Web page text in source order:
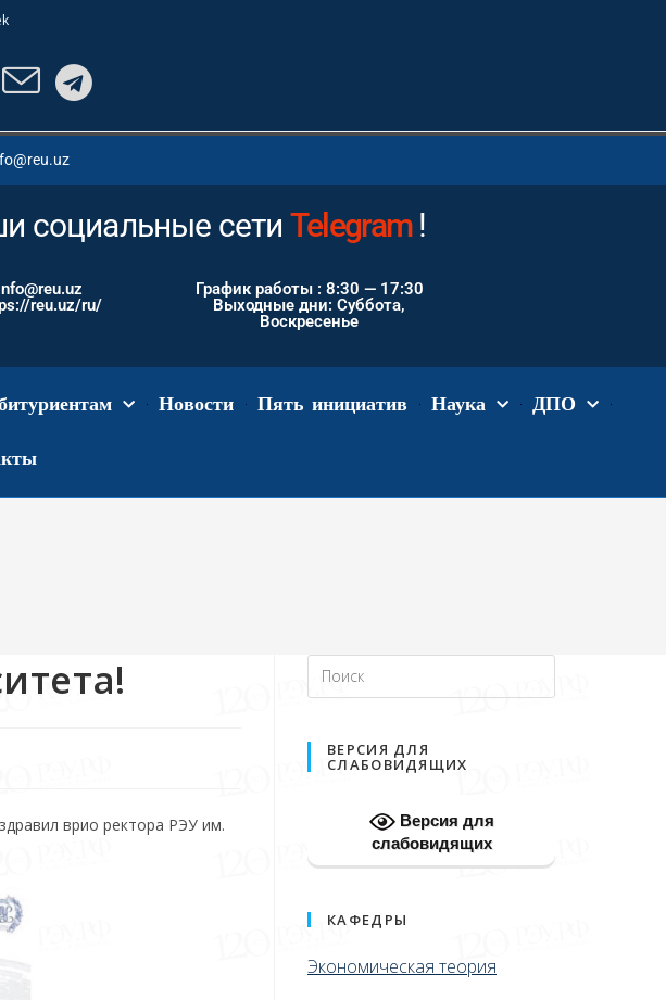
социальные сети Instagram !
reu.uz/ru/
График работы : 8:30 — 17:30
Выходные дни: Суббота,
Воскресенье
Новости Пять инициатив Наука ДПО
врио ректора РЭУ им.
ВЕРСИЯ ДЛЯ
СЛАБОВИДЯЩИХ
Версия для
слабовидящих
КАФЕДРЫ
Экономическая теория